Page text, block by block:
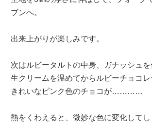
ブンへ。
出来上がりが楽しみです。
次はルビータルトの中身、ガナッシュを
生クリームを温めてからルビーチョコレ
きれいなピンク色のチョコが…………
熱をくわえると、微妙な色に変化してし